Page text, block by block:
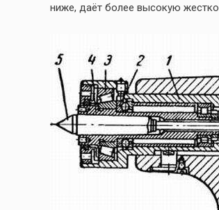
ниже, даёт более высокую